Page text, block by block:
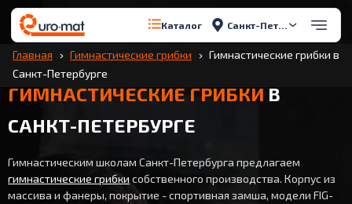
Каталог Санкт-Петербург
Главная Гимнастические грибки
Гимнастические грибки в
Санкт-Петербурге
ГИМНАСТИЧЕСКИЕ ГРИБКИ В
САНКТ-ПЕТЕРБУРГЕ
Гимнастическим школам Санкт-Петербурга предлагаем
гимнастические грибкисобственного производства. Корпус из
массива и фанеры, покрытие - спортивная замша, модели FIG-